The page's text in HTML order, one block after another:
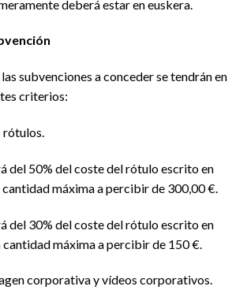
deberá estar en euskera.
subvenciones a conceder se tendrán en
criterios:
rótulos.
del 50% del coste del rótulo escrito en
cantidad máxima a percibir de 300,00 €.
del 30% del coste del rótulo escrito en
máxima a percibir de 150 €.
corporativa y vídeos corporativos.